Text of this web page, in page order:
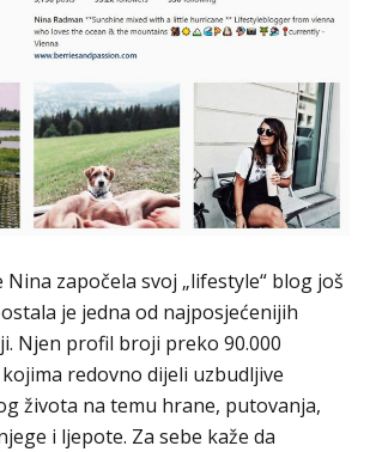
Nina započela svoj „lifestyle“ blog još
je jedna od najposjećenijih
Njen profil broji preko 90.000
redovno dijeli uzbudljive
života na temu hrane, putovanja,
i ljepote. Za sebe kaže da